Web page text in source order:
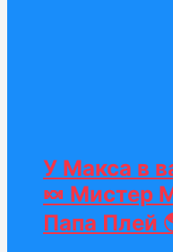
У Макса в
🍬 Мистер
Папа Плей